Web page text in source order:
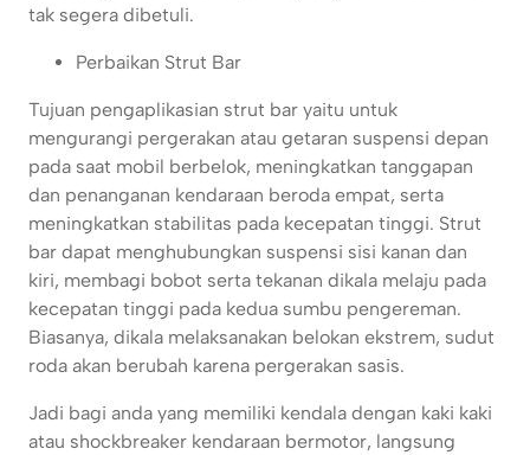
tak segera dibetuli.
Perbaikan Strut Bar
Tujuan pengaplikasian strut bar yaitu untuk
mengurangi pergerakan atau getaran suspensi depan
pada saat mobil berbelok, meningkatkan tanggapan
dan penanganan kendaraan beroda empat, serta
meningkatkan stabilitas pada kecepatan tinggi. Strut
bar dapat menghubungkan suspensi sisi kanan dan
kiri, membagi bobot serta tekanan dikala melaju pada
kecepatan tinggi pada kedua sumbu pengereman.
Biasanya, dikala melaksanakan belokan ekstrem, sudut
roda akan berubah karena pergerakan sasis.
Jadi bagi anda yang memiliki kendala dengan kaki kaki
atau shockbreaker kendaraan bermotor, langsung